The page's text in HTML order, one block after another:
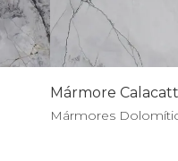
Mármore
Mármores